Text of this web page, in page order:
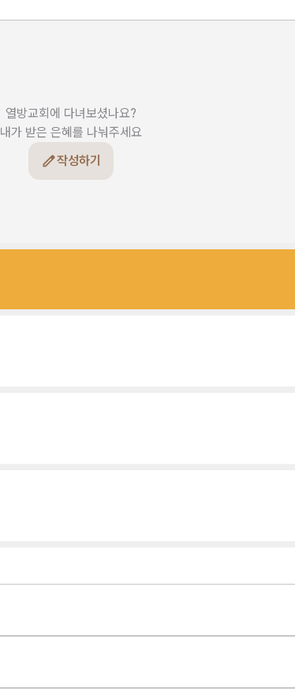
열방교회에 다녀보셨나요?
내가 받은 은혜를 나눠주세요
작성하기